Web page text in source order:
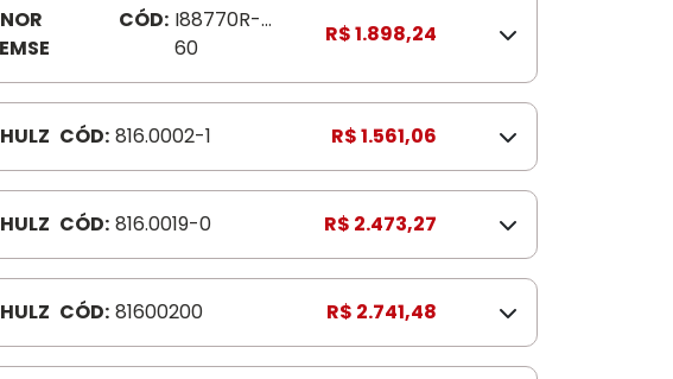
CÓD: I88770R-
60
R$ 1.898,24
CÓD: 816.0002-1 R$ 1.561,06
CÓD: 816.0019-0 R$ 2.473,27
CÓD: 81600200 R$ 2.741,48